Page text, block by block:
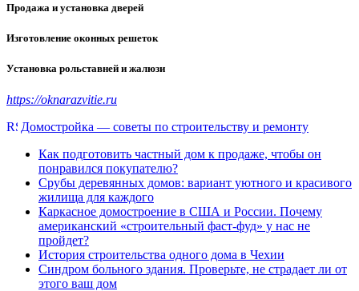
Продажа и установка дверей
Изготовление оконных решеток
Установка рольставней и жалюзи
https://oknarazvitie.ru
Домостройка — советы по строительству и ремонту
Как подготовить частный дом к продаже, чтобы он
понравился покупателю?
Срубы деревянных домов: вариант уютного и красивого
жилища для каждого
Каркасное домостроение в США и России. Почему
американский «строительный фаст-фуд» у нас не
пройдет?
История строительства одного дома в Чехии
Синдром больного здания. Проверьте, не страдает ли от
этого ваш дом